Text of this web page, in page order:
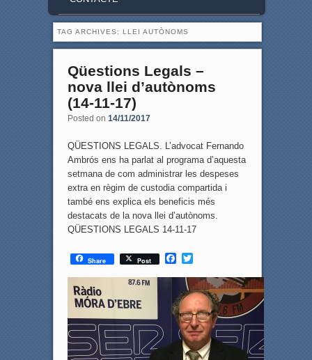
TAG ARCHIVES: LLEI AUTÒNOMS
Qüestions Legals –
nova llei d’autònoms
(14-11-17)
Posted on 14/11/2017
QÜESTIONS LEGALS. L’advocat Fernando
Ambrós ens ha parlat al programa d’aquesta
setmana de com administrar les despeses
extra en règim de custodia compartida i
també ens explica els beneficis més
destacats de la nova llei d’autònoms.
QÜESTIONS LEGALS 14-11-17
Share Post
F
c
e
b
o
o
k
T
i
t
t
e
r